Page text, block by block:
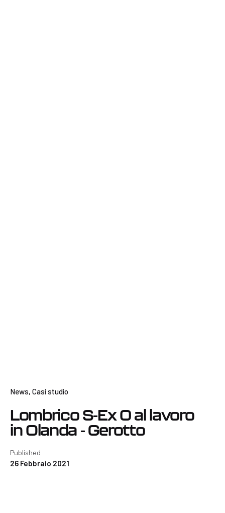
News Casi studio
Lombrico S-Ex 0 al lavoro
in Olanda - Gerotto
Published
26 Febbraio 2021